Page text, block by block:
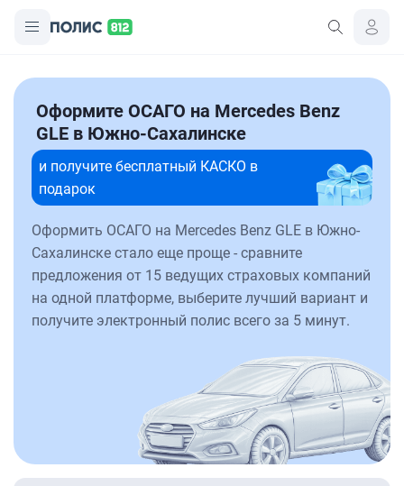
Оформите ОСАГО на Mercedes Benz
GLE в Южно-Сахалинске
и получите бесплатный КАСКО в
подарок
Оформить ОСАГО на Mercedes Benz GLE в Южно-
Сахалинске стало еще проще - сравните
предложения от 15 ведущих страховых компаний
на одной платформе, выберите лучший вариант и
получите электронный полис всего за 5 минут.